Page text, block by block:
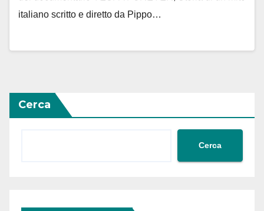
italiano scritto e diretto da Pippo…
Cerca
Cerca